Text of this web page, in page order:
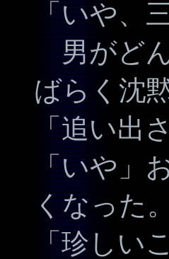
「いや、
男がど
ばらく沈
「追い出
「いや」
くなった
「珍しい